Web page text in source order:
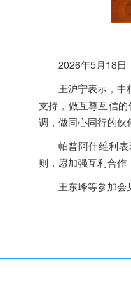
2026年5月18日
王沪宁表示，中
支持，做互尊互信
调，做同心同行的伙
帕普阿什维利
则，愿加强互利合
王东峰等参加会